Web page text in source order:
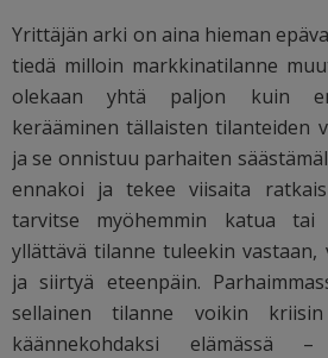
Yrittäjän arki on aina hieman
tiedä milloin markkinatilanne
olekaan yhtä paljon kuin
kerääminen tällaisten tilanteiden
ja se onnistuu parhaiten
ennakoi ja tekee viisaita
tarvitse myöhemmin katua
yllättävä tilanne tuleekin vastaan,
ja siirtyä eteenpäin.
sellainen tilanne voikin
käännekohdaksi elämässä